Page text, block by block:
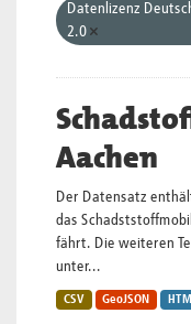
Datenlizenz
2.0
Aachen
Der Datensatz
das
fährt. Die weiteren
unter...
CSV GeoJSON